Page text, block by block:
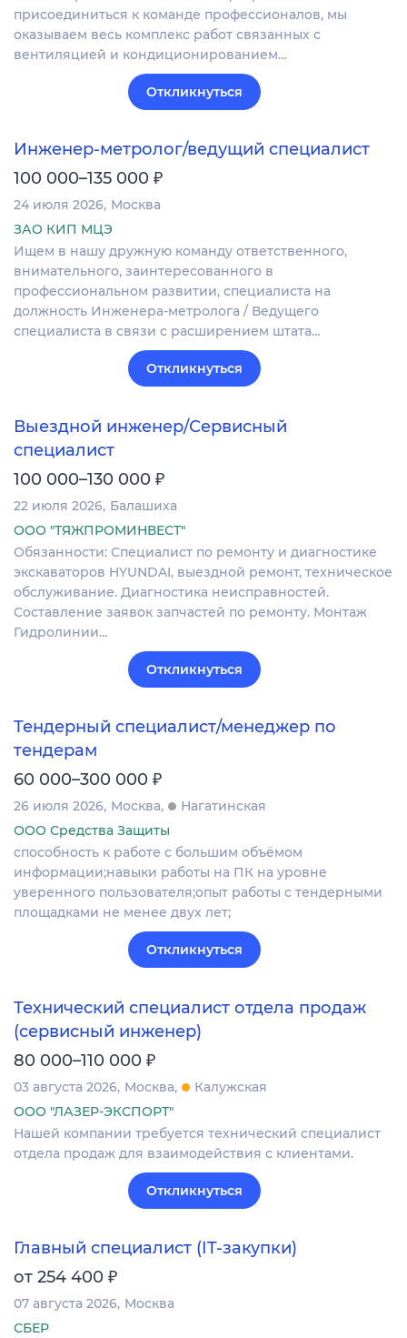
присоединиться к команде профессионалов, мы
оказываем весь комплекс работ связанных с
вентиляцией и кондиционированием…
Откликнуться
Инженер-метролог/ведущий специалист
100 000–135 000 ₽
24 июля 2026 Москва
ЗАО КИП МЦЭ
Ищем в нашу дружную команду ответственного,
внимательного, заинтересованного в
профессиональном развитии, специалиста на
должность Инженера-метролога / Ведущего
специалиста в связи с расширением штата…
Откликнуться
Выездной инженер/Сервисный
специалист
100 000–130 000 ₽
22 июля 2026 Балашиха
ООО "ТЯЖПРОМИНВЕСТ"
Обязанности: Специалист по ремонту и диагностике
экскаваторов HYUNDAI, выездной ремонт, техническое
обслуживание. Диагностика неисправностей.
Составление заявок запчастей по ремонту. Монтаж
Гидролинии…
Откликнуться
Тендерный специалист/менеджер по
тендерам
60 000–300 000 ₽
26 июля 2026 Москва
Нагатинская
ООО Средства Защиты
способность к работе с большим объёмом
информации;навыки работы на ПК на уровне
уверенного пользователя;опыт работы с тендерными
площадками не менее двух лет;
Откликнуться
Технический специалист отдела продаж
(сервисный инженер)
80 000–110 000 ₽
03 августа 2026 Москва
Калужская
ООО "ЛАЗЕР-ЭКСПОРТ"
Нашей компании требуется технический специалист
отдела продаж для взаимодействия с клиентами.
Откликнуться
Главный специалист (IT-закупки)
от 254 400 ₽
07 августа 2026 Москва
СБЕР